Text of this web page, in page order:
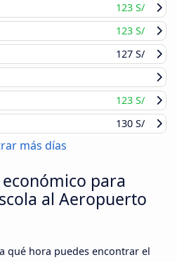
123 S/
123 S/
127 S/
123 S/
130 S/
más días
para
al Aeropuerto
qué hora puedes encontrar el